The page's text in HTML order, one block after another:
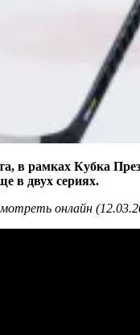
в рамках Кубка
в двух сериях.
онлайн